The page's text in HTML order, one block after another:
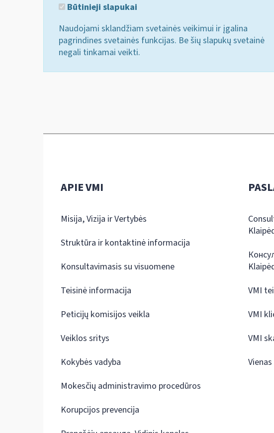
Būtinieji slapukai
Naudojami sklandžiam svetainės veikimui ir įgalina
pagrindines svetainės funkcijas. Be šių slapukų svetainė
negali tinkamai veikti.
APIE VMI
Misija, Vizija ir Vertybės
Struktūra ir kontaktinė informacija
Konsultavimasis su visuomene
Teisinė informacija
Peticijų komisijos veikla
Veiklos sritys
Kokybės vadyba
Mokesčių administravimo procedūros
Korupcijos prevencija
VMI
VMI
VMI